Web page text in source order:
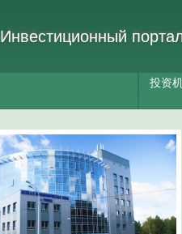
Инвестиционный
投资